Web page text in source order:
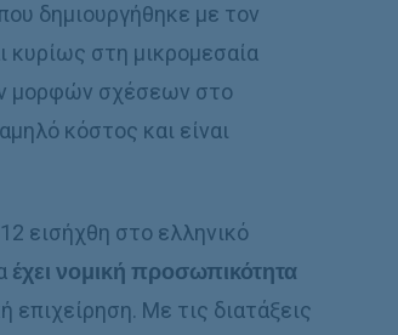
δημιουργήθηκε με τον
κυρίως στη μικρομεσαία
μορφών σχέσεων στο
κόστος και είναι
εισήχθη στο ελληνικό
έχει νομική προσωπικότητα
επιχείρηση. Με τις διατάξεις